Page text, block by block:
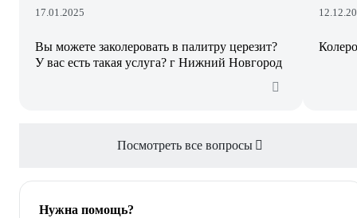
17.01.2025
Вы можете заколеровать в палитру церезит?
У вас есть такая услуга? г Нижний Новгород
Посмотреть все вопросы
Нужна помощь?